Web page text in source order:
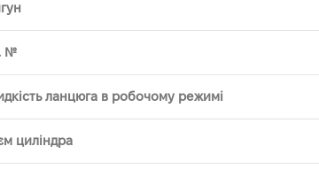
№
ланцюга в робочому режимі
циліндра